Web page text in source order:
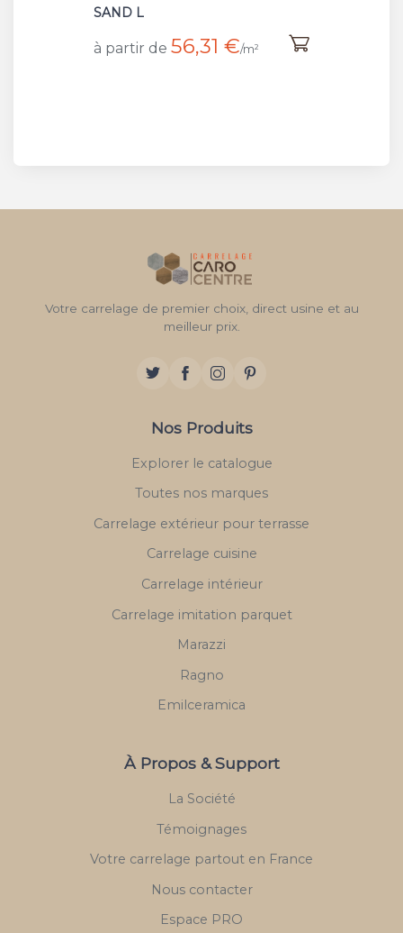
SAND ANTISLIP L
à partir de 63,07 €
Votre carrelage de premier choix, direct usine et au
meilleur prix.
Nos Produits
Explorer le catalogue
Toutes nos marques
Carrelage extérieur pour terrasse
Carrelage cuisine
Carrelage intérieur
Carrelage imitation parquet
Marazzi
Ragno
Emilceramica
À Propos & Support
La Société
Témoignages
Votre carrelage partout en France
Nous contacter
Espace PRO